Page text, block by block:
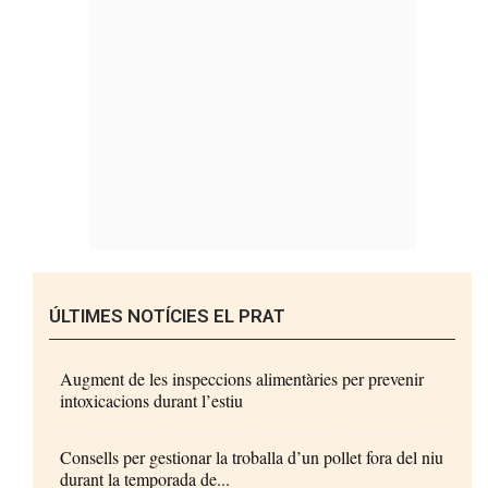
ÚLTIMES NOTÍCIES EL PRAT
Augment de les inspeccions alimentàries per prevenir
intoxicacions durant l’estiu
Consells per gestionar la troballa d’un pollet fora del niu
durant la temporada de...